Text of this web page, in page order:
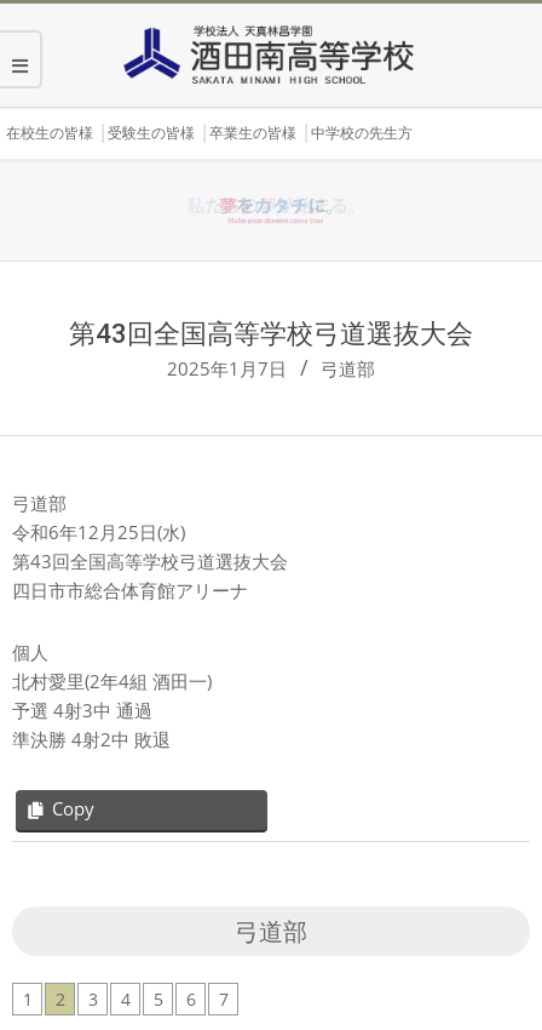
content
Secondary
在校生の皆様 受験生の皆様 卒業生の皆様 中学校の先生方
第43回全国高等学校弓道選抜大会
2025年1月7日 弓道部
弓道部
令和6年12月25日(水)
第43回全国高等学校弓道選抜大会
四日市市総合体育館アリーナ
個人
北村愛里(2年4組 酒田一)
予選 4射3中 通過
準決勝 4射2中 敗退
Copy
弓道部
1 2 3 4 5 6 7